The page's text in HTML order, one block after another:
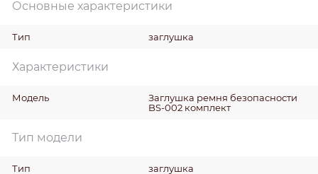
Основные характеристики
Тип заглушка
Характеристики
Модель
Заглушка ремня безопасности
BS-002 комплект
Тип модели
Тип заглушка